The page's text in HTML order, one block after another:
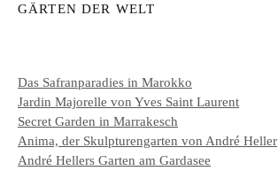
GÄRTEN DER WELT
Das Safranparadies in Marokko
Jardin Majorelle von Yves Saint Laurent
Secret Garden in Marrakesch
Anima, der Skulpturengarten von André Heller
André Hellers Garten am Gardasee